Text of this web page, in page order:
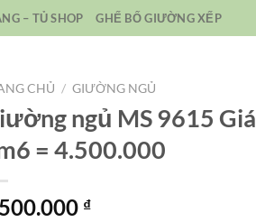
– TỦ SHOP GHẾ BỐ GIƯỜNG XẾP
CHỦ / GIƯỜNG NGỦ
ngủ MS 9615 Giá
= 4.500.000
₫